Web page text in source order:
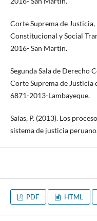
Corte Suprema de
Constitucional y Social
2016- San Martín.
Segunda Sala de Derecho
Corte Suprema de Justicia
6871-2013-Lambayeque.
Salas, P. (2013). Los
sistema de justicia
PDF HTML